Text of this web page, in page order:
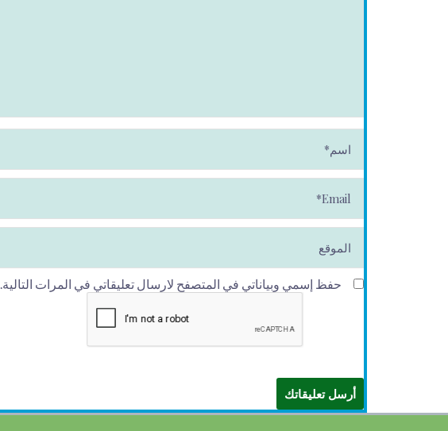
م
*
ai
l*
حفظ إسمي وبياناتي في المتصفح لارسال تعليقاتي في المرات التالية.